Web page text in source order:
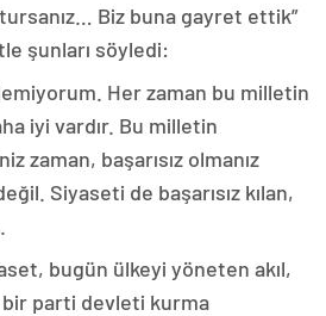
Biz buna gayret ettik”
şunları söyledi:
Her zaman bu milletin
iyi vardır. Bu milletin
zaman, başarısız olmanız
Siyaseti de başarısız kılan,
bugün ülkeyi yöneten akıl,
parti devleti kurma